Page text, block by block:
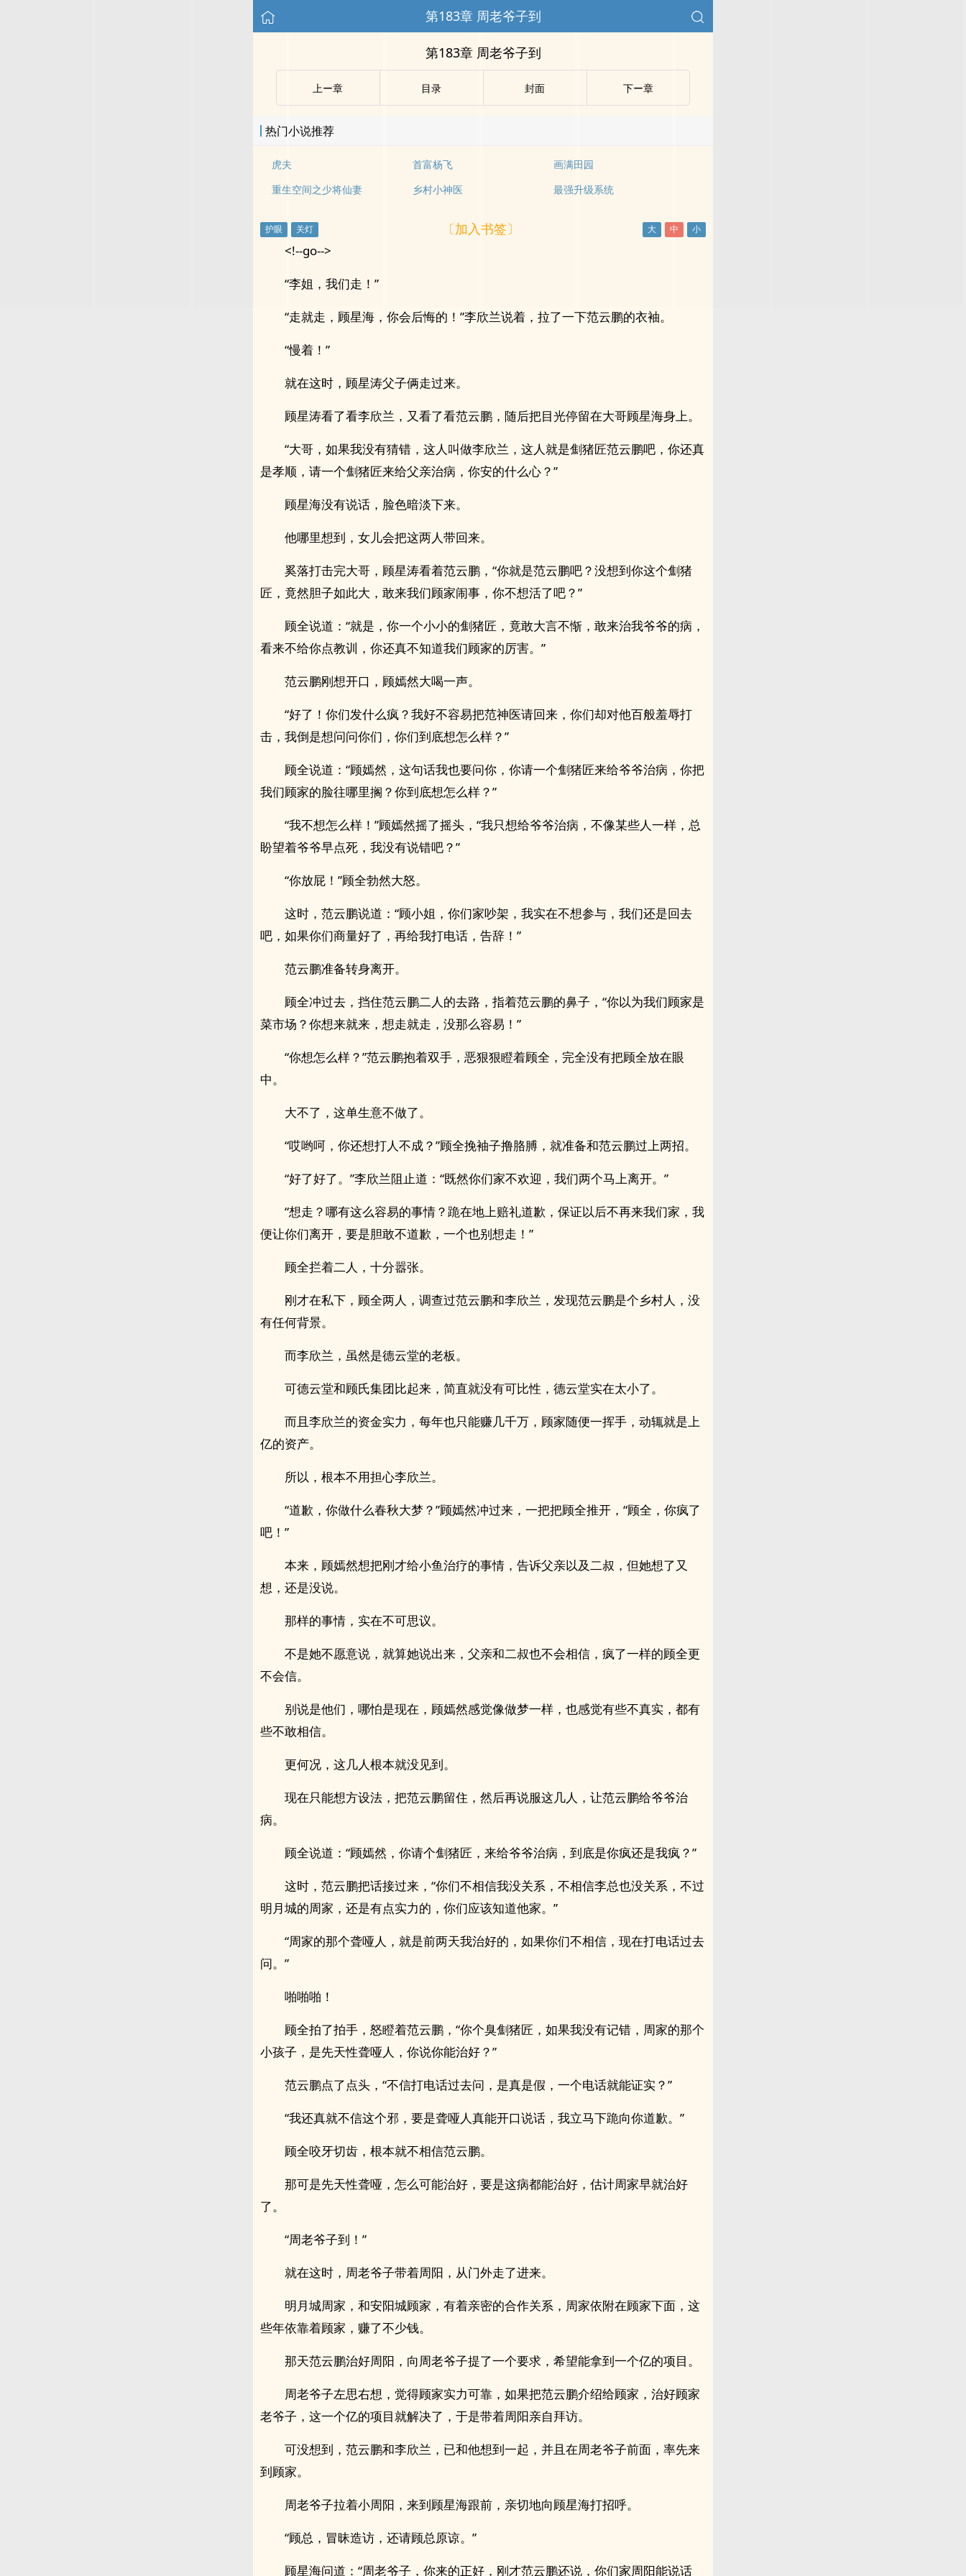
第183章 周老爷子到
第183章 周老爷子到
上ー章 目录 封面 下ー章
热门小说推荐
虎夫 首富杨飞
画满田园
重生空间之少将仙妻
乡村小神医 最强升级系统
〔加入书签〕
<!--go-->
“李姐，我们走！”
“走就走，顾星海，你会后悔的！”李欣兰说着，拉了一下范云鹏的衣袖。
“慢着！”
就在这时，顾星涛父子俩走过来。
顾星涛看了看李欣兰，又看了看范云鹏，随后把目光停留在大哥顾星海身上。
“大哥，如果我没有猜错，这人叫做李欣兰，这人就是劁猪匠范云鹏吧，你还真
是孝顺，请一个劁猪匠来给父亲治病，你安的什么心？”
顾星海没有说话，脸色暗淡下来。
他哪里想到，女儿会把这两人带回来。
奚落打击完大哥，顾星涛看着范云鹏，“你就是范云鹏吧？没想到你这个劁猪
匠，竟然胆子如此大，敢来我们顾家闹事，你不想活了吧？”
顾全说道：“就是，你一个小小的劁猪匠，竟敢大言不惭，敢来治我爷爷的病，
看来不给你点教训，你还真不知道我们顾家的厉害。”
范云鹏刚想开口，顾嫣然大喝一声。
“好了！你们发什么疯？我好不容易把范神医请回来，你们却对他百般羞辱打
击，我倒是想问问你们，你们到底想怎么样？”
顾全说道：“顾嫣然，这句话我也要问你，你请一个劁猪匠来给爷爷治病，你把
我们顾家的脸往哪里搁？你到底想怎么样？”
“我不想怎么样！”顾嫣然摇了摇头，“我只想给爷爷治病，不像某些人一样，总
盼望着爷爷早点死，我没有说错吧？”
“你放屁！”顾全勃然大怒。
这时，范云鹏说道：“顾小姐，你们家吵架，我实在不想参与，我们还是回去
吧，如果你们商量好了，再给我打电话，告辞！”
范云鹏准备转身离开。
顾全冲过去，挡住范云鹏二人的去路，指着范云鹏的鼻子，“你以为我们顾家是
菜市场？你想来就来，想走就走，没那么容易！”
“你想怎么样？”范云鹏抱着双手，恶狠狠瞪着顾全，完全没有把顾全放在眼
中。
大不了，这单生意不做了。
“哎哟呵，你还想打人不成？”顾全挽袖子撸胳膊，就准备和范云鹏过上两招。
“好了好了。”李欣兰阻止道：“既然你们家不欢迎，我们两个马上离开。”
“想走？哪有这么容易的事情？跪在地上赔礼道歉，保证以后不再来我们家，我
便让你们离开，要是胆敢不道歉，一个也别想走！”
顾全拦着二人，十分嚣张。
刚才在私下，顾全两人，调查过范云鹏和李欣兰，发现范云鹏是个乡村人，没
有任何背景。
而李欣兰，虽然是德云堂的老板。
可德云堂和顾氏集团比起来，简直就没有可比性，德云堂实在太小了。
而且李欣兰的资金实力，每年也只能赚几千万，顾家随便一挥手，动辄就是上
亿的资产。
所以，根本不用担心李欣兰。
“道歉，你做什么春秋大梦？”顾嫣然冲过来，一把把顾全推开，“顾全，你疯了
吧！”
本来，顾嫣然想把刚才给小鱼治疗的事情，告诉父亲以及二叔，但她想了又
想，还是没说。
那样的事情，实在不可思议。
不是她不愿意说，就算她说出来，父亲和二叔也不会相信，疯了一样的顾全更
不会信。
别说是他们，哪怕是现在，顾嫣然感觉像做梦一样，也感觉有些不真实，都有
些不敢相信。
更何况，这几人根本就没见到。
现在只能想方设法，把范云鹏留住，然后再说服这几人，让范云鹏给爷爷治
病。
顾全说道：“顾嫣然，你请个劁猪匠，来给爷爷治病，到底是你疯还是我疯？”
这时，范云鹏把话接过来，“你们不相信我没关系，不相信李总也没关系，不过
明月城的周家，还是有点实力的，你们应该知道他家。”
“周家的那个聋哑人，就是前两天我治好的，如果你们不相信，现在打电话过去
问。”
啪啪啪！
顾全拍了拍手，怒瞪着范云鹏，“你个臭劁猪匠，如果我没有记错，周家的那个
小孩子，是先天性聋哑人，你说你能治好？”
范云鹏点了点头，“不信打电话过去问，是真是假，一个电话就能证实？”
“我还真就不信这个邪，要是聋哑人真能开口说话，我立马下跪向你道歉。”
顾全咬牙切齿，根本就不相信范云鹏。
那可是先天性聋哑，怎么可能治好，要是这病都能治好，估计周家早就治好
了。
“周老爷子到！”
就在这时，周老爷子带着周阳，从门外走了进来。
明月城周家，和安阳城顾家，有着亲密的合作关系，周家依附在顾家下面，这
些年依靠着顾家，赚了不少钱。
那天范云鹏治好周阳，向周老爷子提了一个要求，希望能拿到一个亿的项目。
周老爷子左思右想，觉得顾家实力可靠，如果把范云鹏介绍给顾家，治好顾家
老爷子，这一个亿的项目就解决了，于是带着周阳亲自拜访。
可没想到，范云鹏和李欣兰，已和他想到一起，并且在周老爷子前面，率先来
到顾家。
周老爷子拉着小周阳，来到顾星海跟前，亲切地向顾星海打招呼。
“顾总，冒昧造访，还请顾总原谅。”
顾星海问道：“周老爷子，你来的正好，刚才范云鹏还说，你们家周阳能说话